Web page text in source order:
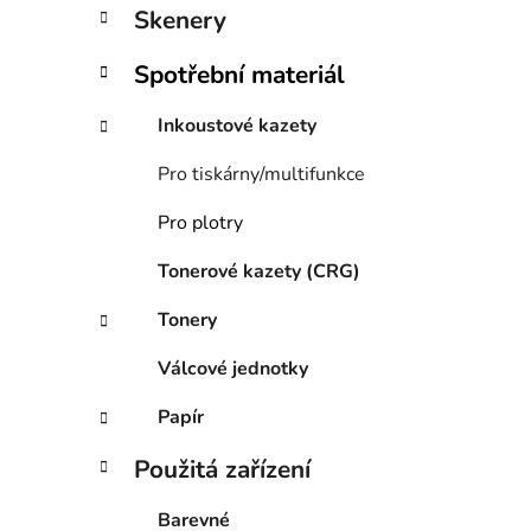
a
e
Skenery
Spotřební materiál
Inkoustové kazety
Pro tiskárny/multifunkce
Pro plotry
Tonerové kazety (CRG)
Tonery
Válcové jednotky
Papír
Použitá zařízení
Barevné